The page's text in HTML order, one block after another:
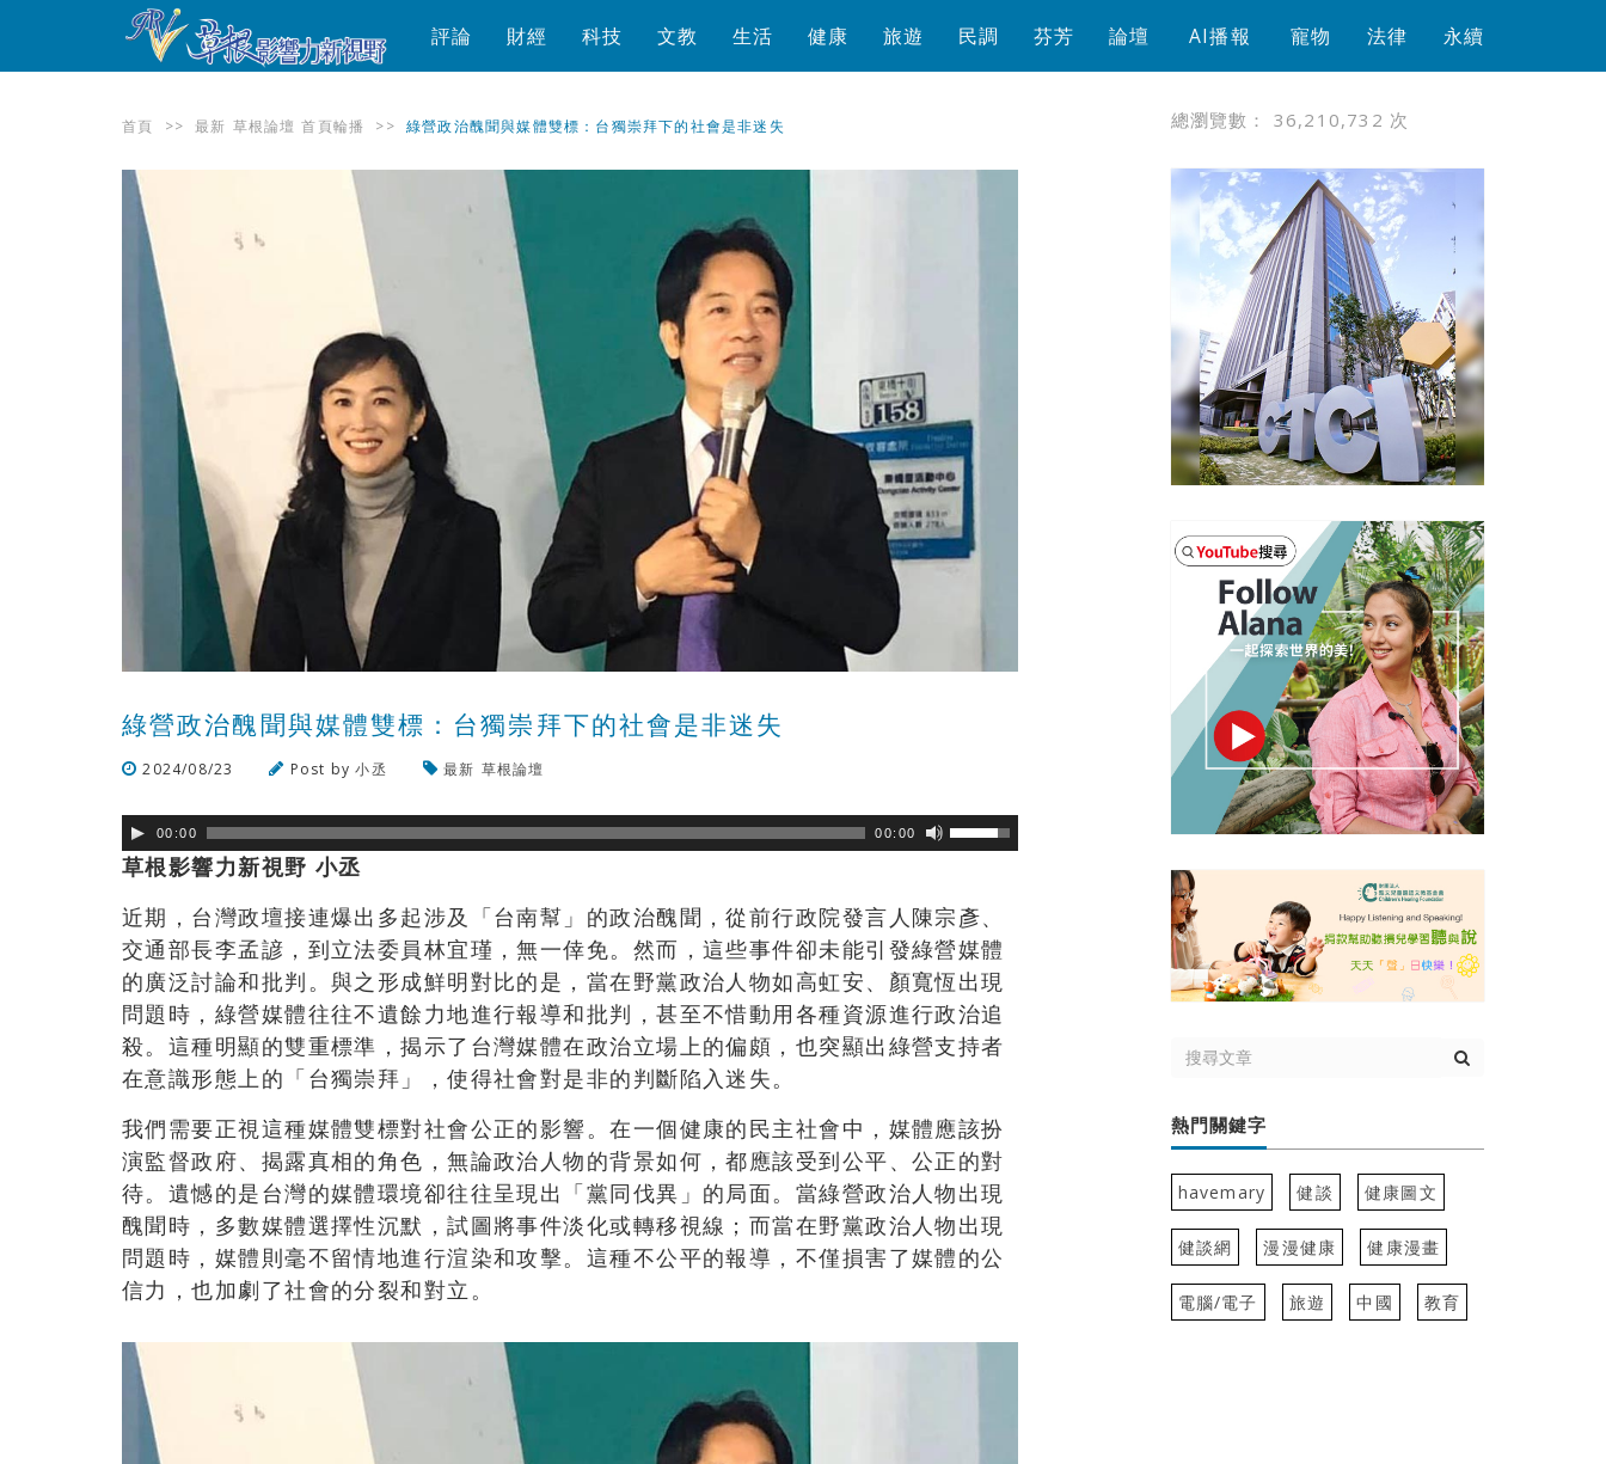
評論 財經 科技 文教 生活 健康 旅遊 民調 芬芳 論壇 AI播報 寵物 法律 永續
首頁 >> 最新 草根論壇 首頁輪播 >> 綠營政治醜聞與媒體雙標：台獨崇拜下的社會是非迷失
綠營政治醜聞與媒體雙標：台獨崇拜下的社會是非迷失
2024/08/23 Post by小丞 最新 草根論壇
00:00 00:00
草根影響力新視野 小丞
近期，台灣政壇接連爆出多起涉及「台南幫」的政治醜聞，從前行政院發言人陳宗彥、
交通部長李孟諺，到立法委員林宜瑾，無一倖免。然而，這些事件卻未能引發綠營媒體
的廣泛討論和批判。與之形成鮮明對比的是，當在野黨政治人物如高虹安、顏寬恆出現
問題時，綠營媒體往往不遺餘力地進行報導和批判，甚至不惜動用各種資源進行政治追
殺。這種明顯的雙重標準，揭示了台灣媒體在政治立場上的偏頗，也突顯出綠營支持者
在意識形態上的「台獨崇拜」，使得社會對是非的判斷陷入迷失。
我們需要正視這種媒體雙標對社會公正的影響。在一個健康的民主社會中，媒體應該扮
演監督政府、揭露真相的角色，無論政治人物的背景如何，都應該受到公平、公正的對
待。遺憾的是台灣的媒體環境卻往往呈現出「黨同伐異」的局面。當綠營政治人物出現
醜聞時，多數媒體選擇性沉默，試圖將事件淡化或轉移視線；而當在野黨政治人物出現
問題時，媒體則毫不留情地進行渲染和攻擊。這種不公平的報導，不僅損害了媒體的公
信力，也加劇了社會的分裂和對立。
總瀏覽數： 36,210,732 次
熱門關鍵字
havemary 健談 健康圖文
健談網 漫漫健康 健康漫畫
電腦/電子 旅遊 中國 教育